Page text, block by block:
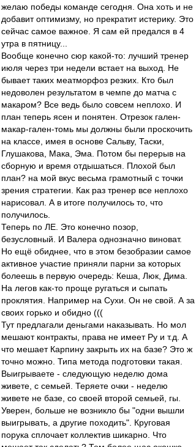
желаю победы команде сегодня. Она хоть и не
добавит оптимизму, но прекратит истерику. Это
сейчас самое важное. Я сам ей предался в 4
утра в пятницу...
Вообще конечно сюр какой-то: лучший тренер
июля через три недели встает на выход. Не
бывает таких меатморфоз резких. Кто был
недоволен результатом в чемпе до матча с
макаром? Все ведь было совсем неплохо. И
план теперь ясен и понятен. Отрезок гален-
макар-гален-томь мы должны были проскочить
на классе, имея в основе Сальву, Таски,
Глушакова, Мака, Эма. Потом бы перерыв на
сборную и время отдышаться. Плохой был
план? на мой вкус весьма грамотный с точки
зрения стратегии. Как раз тренер все неплохо
нарисовал. А в итоге получилось то, что
получилось.
Теперь по ЛЕ. Это конечно позор,
безусловный. И Валера однозначно виноват.
Но ещё обиднее, что в этом безобразии самое
активное участие приняли парни за которых
болеешь в первую очередь: Кеша, Люк, Дима.
На легов как-то проще ругаться и сыпать
проклятия. Например на Сухи. Он не свой. А за
своих горько и обидно (((
Тут предлагали деньгами наказывать. Но мол
мешают контракты, права не имеет Ру и т.д. А
что мешает Карпину закрыть их на базе? Это ж
точно можно. Типа метода подготовки такая.
Выигрываете - следующую неделю дома
живете, с семьей. Теряете очки - неделю
живете не базе, со своей второй семьей, гы.
Уверен, больше не возникло бы "одни вышли
выигрывать, а другие походить". Круговая
порука сплочает коллектив шикарно. Что